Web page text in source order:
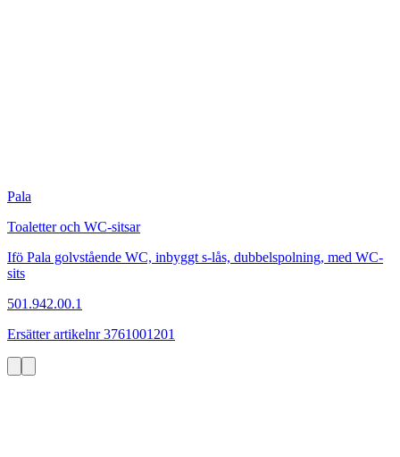
Pala
Toaletter och WC-sitsar
Ifö Pala golvstående WC, inbyggt s-lås, dubbelspolning, med WC-
sits
501.942.00.1
Ersätter artikelnr 3761001201